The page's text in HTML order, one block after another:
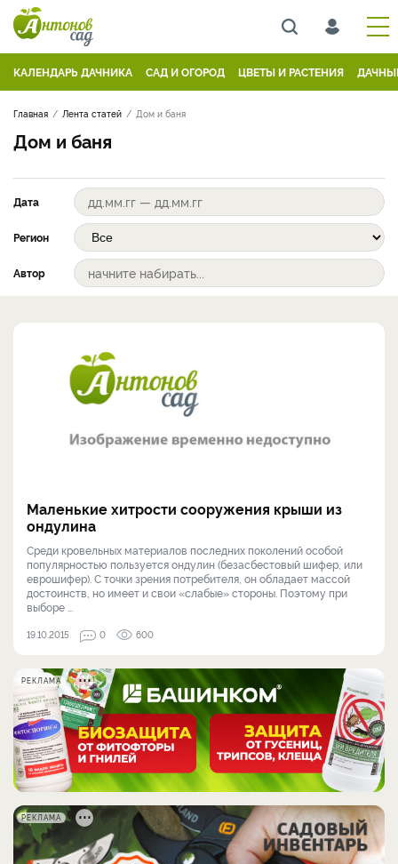
КАЛЕНДАРЬ ДАЧНИКА САД И ОГОРОД ЦВЕТЫ И РАСТЕНИЯ
Главная Лента статей Дом и баня
Дом и баня
Дата
Регион
Автор
Маленькие хитрости сооружения крыши из
ондулина
Среди кровельных матери­алов последних поколений особой
популярностью пользу­ется ондулин (безасбестовый шифер, или
еврошифер). С точки зрения потребителя, он обладает массой
достоинств, но имеет и свои «слабые» сто­роны. Поэто­му при
выборе ...
19.10.2015 0 600
РЕКЛАМА
РЕКЛАМА